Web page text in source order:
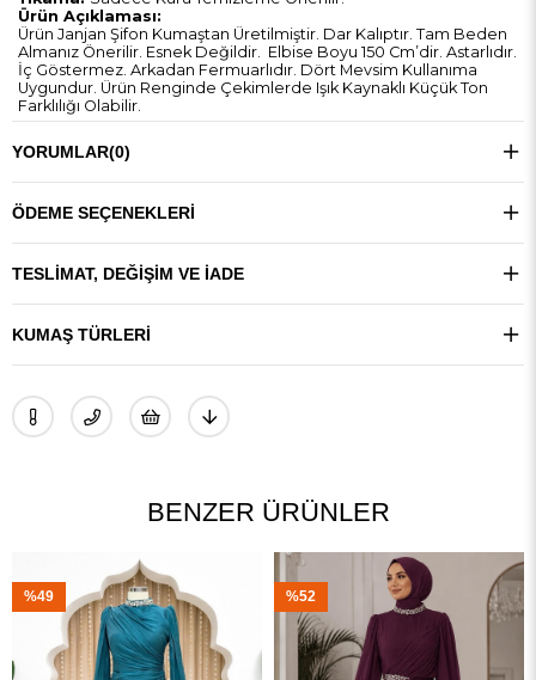
Ürün Açıklaması:
Ürün Janjan Şifon Kumaştan Üretilmiştir. Dar Kalıptır. Tam Beden
Almanız Önerilir. Esnek Değildir. Elbise Boyu 150 Cm’dir. Astarlıdır.
İç Göstermez. Arkadan Fermuarlıdır. Dört Mevsim Kullanıma
Uygundur. Ürün Renginde Çekimlerde Işık Kaynaklı Küçük Ton
Farklılığı Olabilir.
YORUMLAR(0)
ÖDEME SEÇENEKLERI
TESLIMAT, DEĞIŞIM VE İADE
KUMAŞ TÜRLERI
BENZER ÜRÜNLER
%52